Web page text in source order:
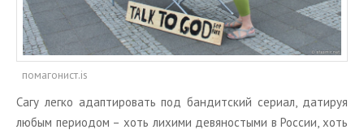
помагонист.is
Сагу легко адап­ти­ро­вать под бан­дит­ский се­ри­ал, да­ти­руя
любым пе­ри­о­дом – хоть ли­хи­ми де­вя­но­сты­ми в Рос­сии, хоть